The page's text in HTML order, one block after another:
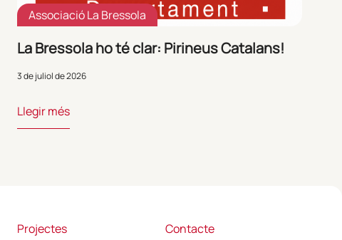
Associació La Bressola
La Bressola ho té clar: Pirineus Catalans!
3 de juliol de 2026
Llegir més
Projectes Contacte